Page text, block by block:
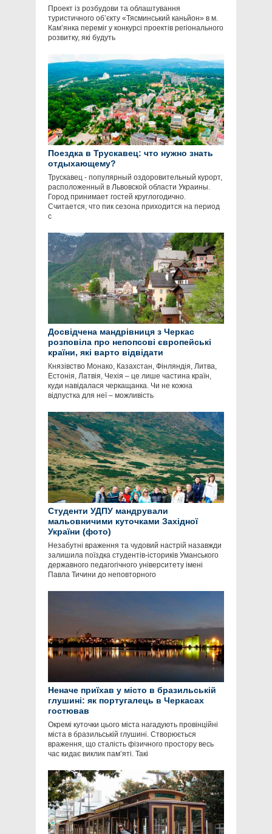
Проект із розбудови та облаштування
туристичного об’єкту «Тясминський каньйон» в м.
Кам’янка переміг у конкурсі проектів регіонального
розвитку, які будуть
Поездка в Трускавец: что нужно знать
отдыхающему?
Трускавец - популярный оздоровительный курорт,
расположенный в Львовской области Украины.
Город принимает гостей круглогодично.
Считается, что пик сезона приходится на период
с
Досвідчена мандрівниця з Черкас
розповіла про непопсові європейські
країни, які варто відвідати
Князівство Монако, Казахстан, Фінляндія, Литва,
Естонія, Латвія, Чехія – це лише частина країн,
куди навідалася черкащанка. Чи не кожна
відпустка для неї – можливість
Студенти УДПУ мандрували
мальовничими куточками Західної
України (фото)
Незабутні враження та чудовий настрій назавжди
залишила поїздка студентів-істориків Уманського
державного педагогічного університету імені
Павла Тичини до неповторного
Неначе приїхав у місто в бразильській
глушині: як португалець в Черкасах
гостював
Окремі куточки цього міста нагадують провінційні
міста в бразильській глушині. Створюється
враження, що сталість фізичного простору весь
час кидає виклик пам’яті. Такі